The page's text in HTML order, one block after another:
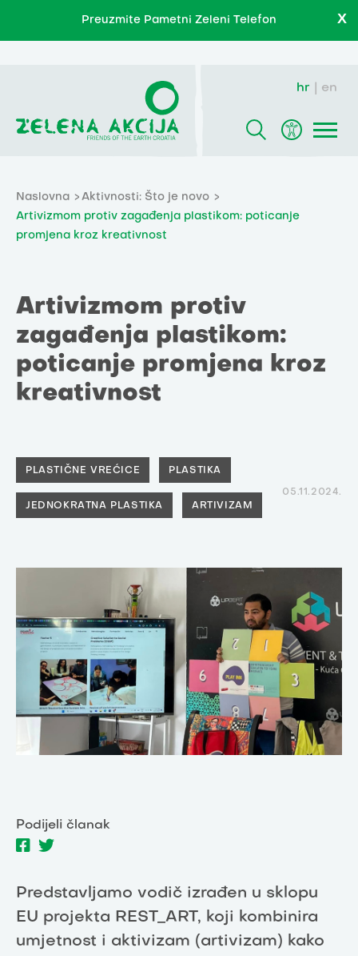
Preuzmite Pametni Zeleni Telefon X
hr en
Naslovna
Aktivnosti: Što je novo
Artivizmom protiv zagađenja plastikom: poticanje
promjena kroz kreativnost
Artivizmom protiv
zagađenja plastikom:
poticanje promjena kroz
kreativnost
PLASTIČNE VREĆICE PLASTIKA
JEDNOKRATNA PLASTIKA ARTIVIZAM
05.11.2024.
Podijeli članak
Predstavljamo vodič izrađen u sklopu
EU projekta REST_ART, koji kombinira
umjetnost i aktivizam (artivizam) kako